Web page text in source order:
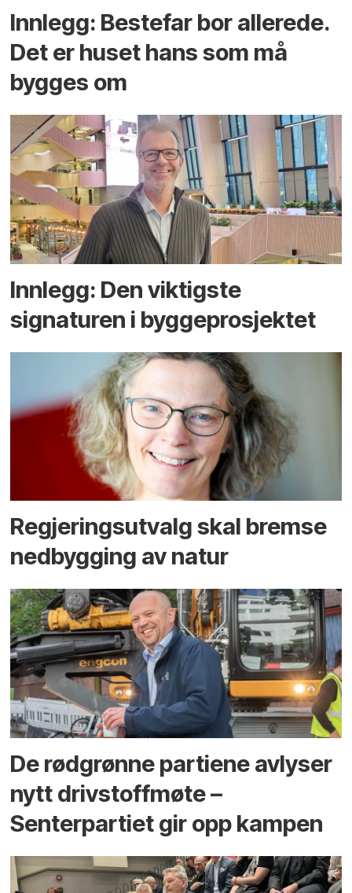
Innlegg: Bestefar bor allerede.
Det er huset hans som må
bygges om
Innlegg: Den viktigste
signaturen i bygge­­prosjektet
Regjerings­utvalg skal bremse
ned­bygging av natur
De rødgrønne partiene avlyser
nytt drivstoffmøte –
Senterpartiet gir opp kampen